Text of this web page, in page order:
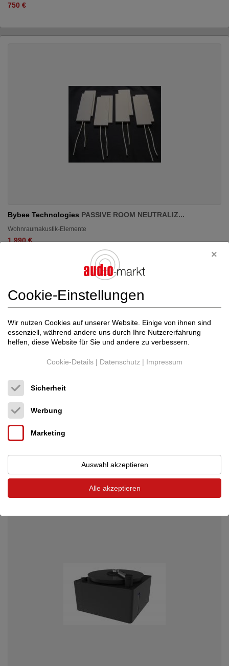
750 €
Bybee Technologies PASSIVE ROOM NEUTRALIZ...
Wohnraumakustik-Elemente
1.990 €
28,50 €
Cookie-Einstellungen
Wir nutzen Cookies auf unserer Website. Einige von ihnen sind
essenziell, während andere uns durch Ihre Nutzererfahrung
helfen, diese Website für Sie und andere zu verbessern.
Cookie-Details | Datenschutz | Impressum
Sicherheit
Werbung
Marketing
Auswahl akzeptieren
Alle akzeptieren